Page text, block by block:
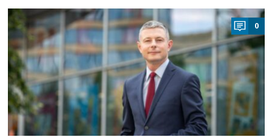
a
0